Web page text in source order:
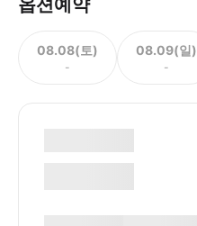
옵션예약
08.08(토)
-
08.09(일)
-